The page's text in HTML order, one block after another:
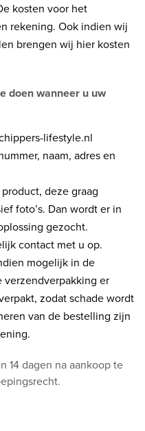
kosten voor het
rekening. Ook indien wij
brengen wij hier kosten
doen wanneer u uw
lifestyle.nl
naam, adres en
deze graag
foto’s. Dan wordt er in
gezocht.
contact met u op.
mogelijk in de
er
zodat schade wordt
van de bestelling zijn
14 dagen na aankoop te